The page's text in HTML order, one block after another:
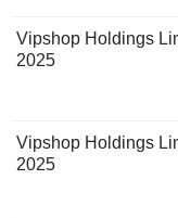
Vipshop Holdings
2025
Vipshop Holdings
2025